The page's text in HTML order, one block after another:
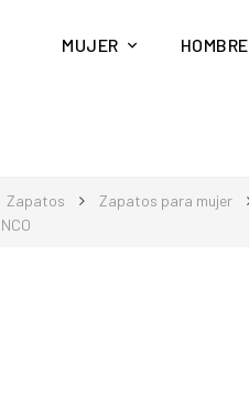
MUJER HOMBRE
Zapatos Zapatos para mujer